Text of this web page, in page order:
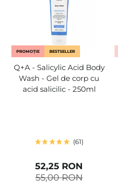
PROMOȚIE BESTSELLER
Q+A - Salicylic Acid Body
Wash - Gel de corp cu
acid salicilic - 250ml
61
55,00 RON
52,25 RON